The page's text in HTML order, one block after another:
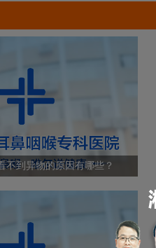
不到异物的原因有哪些？健
道